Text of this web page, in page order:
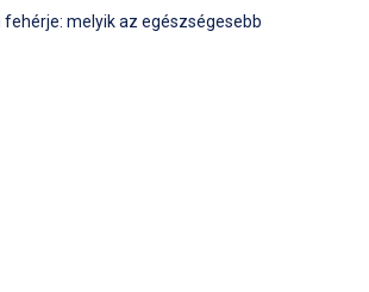
fehérje: melyik az egészségesebb